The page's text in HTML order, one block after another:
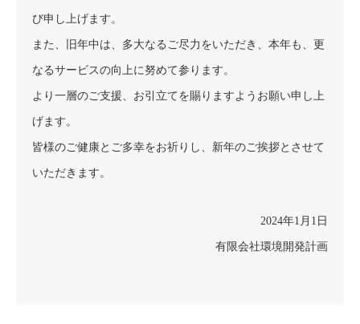
び申し上げます。
また、旧年中は、多大なるご尽力をいただき、本年も、更
なるサービスの向上に努めて参ります。
より一層のご支援、お引立てを賜りますようお願い申し上
げます。
皆様のご健康とご多幸をお祈りし、新年のご挨拶とさせて
いただきます。
2024年1月1日
有限会社環境開発計画